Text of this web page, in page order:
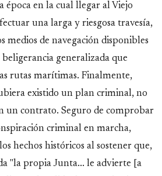
época en la cual llegar al Viejo
una larga y riesgosa travesía,
medios de navegación disponibles
generalizada que
rutas marítimas. Finalmente,
existido un plan criminal, no
un contrato. Seguro de comprobar
criminal en marcha,
hechos históricos al sostener que,
"la propia Junta... le advierte [a